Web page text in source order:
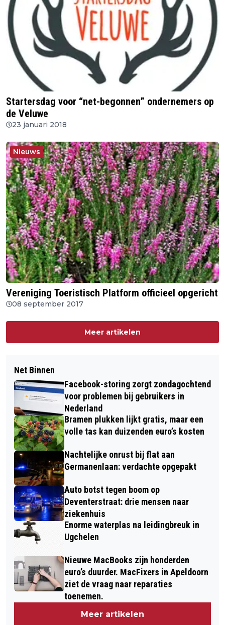
Startersdag voor “net-begonnen” ondernemers op
de Veluwe
23 januari 2018
Nieuws
Vereniging Toeristisch Platform officieel opgericht
08 september 2017
Meer artikelen
Net Binnen
Facebook-storing zorgt zondagochtend
voor problemen bij gebruikers in
Nederland
Bramen plukken lijkt gratis, maar een
volle tas kan duizenden euro’s kosten
Nachtelijke onrust bij flat aan
Germanenlaan: verdachte opgepakt
Auto botst tegen boom op
Deventerstraat: drie mensen naar
ziekenhuis
Enorme waterplas na leidingbreuk in
Ugchelen
Nieuwe MacBooks zijn honderden
euro’s duurder. MacFixers in Apeldoorn
ziet de vraag naar reparaties
toenemen.
Meer artikelen